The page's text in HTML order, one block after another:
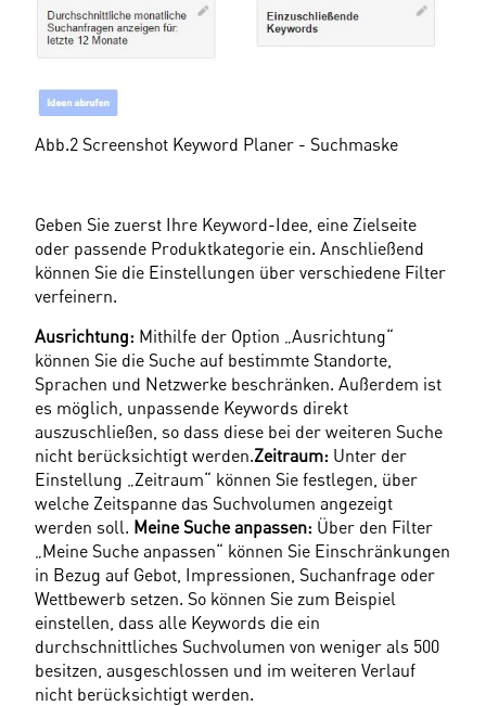
Abb.2 Screenshot Keyword Planer - Suchmaske
Geben Sie zuerst Ihre Keyword-Idee, eine Zielseite
oder passende Produktkategorie ein. Anschließend
können Sie die Einstellungen über verschiedene Filter
verfeinern.
Ausrichtung: Mithilfe der Option „Ausrichtung“
können Sie die Suche auf bestimmte Standorte,
Sprachen und Netzwerke beschränken. Außerdem ist
es möglich, unpassende Keywords direkt
auszuschließen, so dass diese bei der weiteren Suche
nicht berücksichtigt werden.Zeitraum: Unter der
Einstellung „Zeitraum“ können Sie festlegen, über
welche Zeitspanne das Suchvolumen angezeigt
werden soll. Meine Suche anpassen: Über den Filter
„Meine Suche anpassen“ können Sie Einschränkungen
in Bezug auf Gebot, Impressionen, Suchanfrage oder
Wettbewerb setzen. So können Sie zum Beispiel
einstellen, dass alle Keywords die ein
durchschnittliches Suchvolumen von weniger als 500
besitzen, ausgeschlossen und im weiteren Verlauf
nicht berücksichtigt werden.